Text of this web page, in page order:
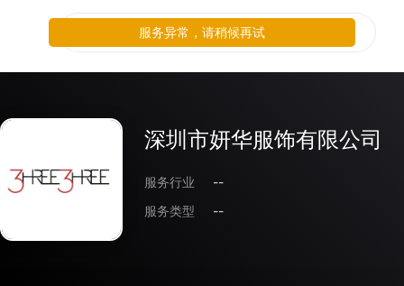
深圳市妍华服饰有限公司
服务行业
--
服务类型
--
服务异常，请稍候再试